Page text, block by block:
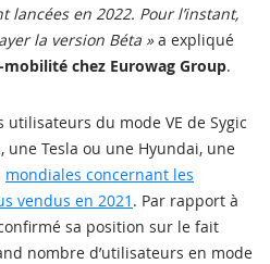
lancées en 2022. Pour l’instant,
la version Béta »a expliqué
mobilité chez Eurowag Group.
du mode VE de Sygic
une Tesla ou une Hyundai, une
mondiales concernant les
vendus en 2021 . Par rapport à
sa position sur le fait
nombre d’utilisateurs en mode